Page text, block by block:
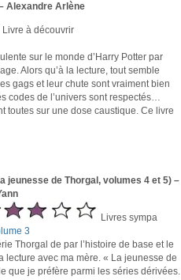
Alexandre Arlène
Livre à découvrir
sur le monde d’Harry Potter par
Alors qu’à la lecture, tout semble
gags et leur chute sont vraiment bien
codes de l’univers sont respectés…
toutes sur une dose caustique. Ce livre
jeunesse de Thorgal, volumes 4 et 5) –
Livres sympa
3
Thorgal de par l’histoire de base et le
lecture avec ma mère. « La jeunesse de
que je préfère parmi les séries dérivées.